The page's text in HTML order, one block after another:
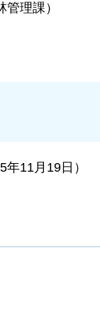
理課）
年11月19日）